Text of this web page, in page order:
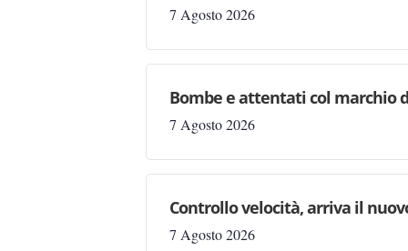
7 Agosto 2026
Bombe e attentati col marchio
7 Agosto 2026
Controllo velocità, arriva il
7 Agosto 2026